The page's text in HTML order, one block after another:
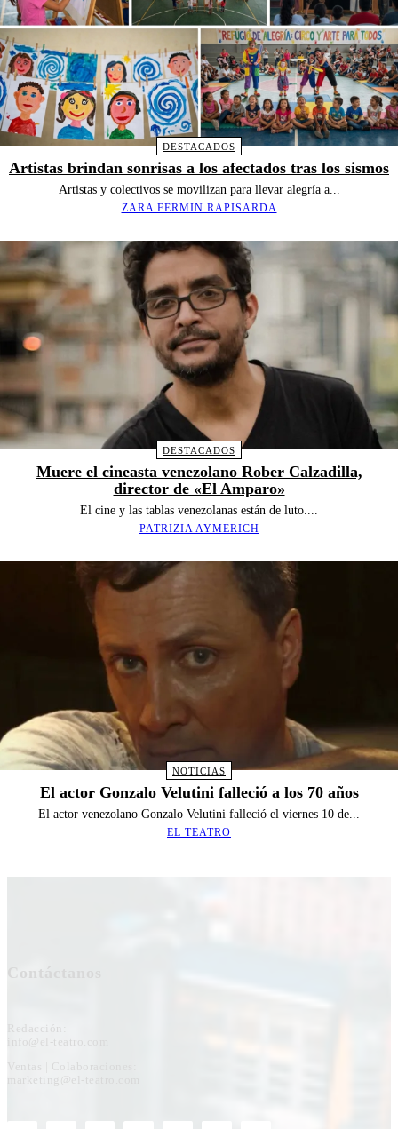
DESTACADOS
Artistas brindan sonrisas a los afectados tras los sismos
Artistas y colectivos se movilizan para llevar alegría a...
ZARA FERMIN RAPISARDA
DESTACADOS
Muere el cineasta venezolano Rober Calzadilla,
director de «El Amparo»
El cine y las tablas venezolanas están de luto....
PATRIZIA AYMERICH
NOTICIAS
El actor Gonzalo Velutini falleció a los 70 años
El actor venezolano Gonzalo Velutini falleció el viernes 10 de...
EL TEATRO
Contáctanos
Redacción:
info@el-teatro.com
Ventas | Colaboraciones:
marketing@el-teatro.com